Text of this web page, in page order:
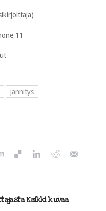
11
jännitys
Kaikki kuvaa